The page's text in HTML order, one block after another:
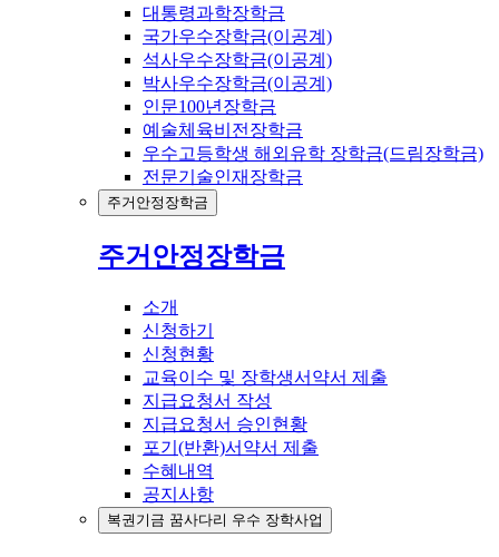
대통령과학장학금
국가우수장학금(이공계)
석사우수장학금(이공계)
박사우수장학금(이공계)
인문100년장학금
예술체육비전장학금
우수고등학생 해외유학 장학금(드림장학금)
전문기술인재장학금
주거안정장학금
주거안정장학금
소개
신청하기
신청현황
교육이수 및 장학생서약서 제출
지급요청서 작성
지급요청서 승인현황
포기(반환)서약서 제출
수혜내역
공지사항
복권기금 꿈사다리 우수 장학사업